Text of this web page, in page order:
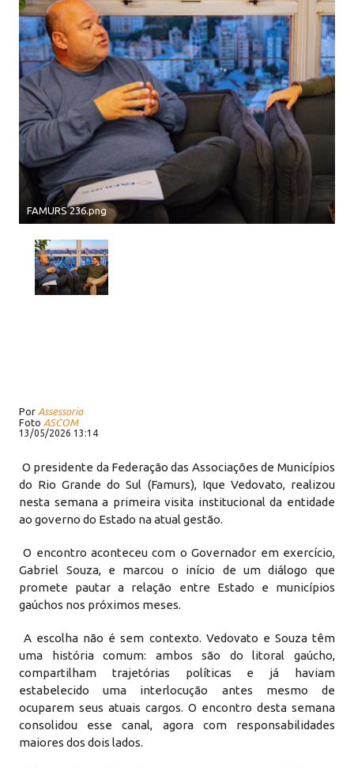
FAMURS 236.png
Por Assessoria
Foto ASCOM
13/05/2026 13:14
O presidente da Federação das Associações de Municípios
do Rio Grande do Sul (Famurs), Ique Vedovato, realizou
nesta semana a primeira visita institucional da entidade
ao governo do Estado na atual gestão.
O encontro aconteceu com o Governador em exercício,
Gabriel Souza, e marcou o início de um diálogo que
promete pautar a relação entre Estado e municípios
gaúchos nos próximos meses.
A escolha não é sem contexto. Vedovato e Souza têm
uma história comum: ambos são do litoral gaúcho,
compartilham trajetórias políticas e já haviam
estabelecido uma interlocução antes mesmo de
ocuparem seus atuais cargos. O encontro desta semana
consolidou esse canal, agora com responsabilidades
maiores dos dois lados.